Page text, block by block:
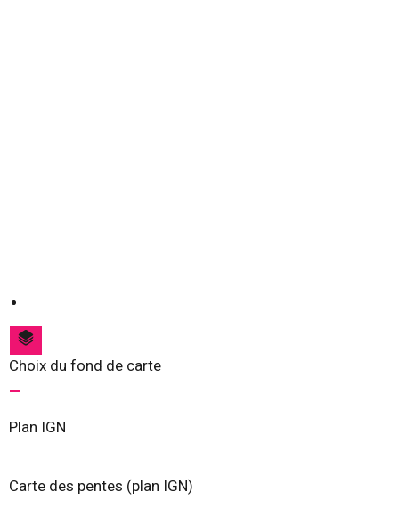
Choix du fond de carte
Plan IGN
Carte des pentes (plan IGN)